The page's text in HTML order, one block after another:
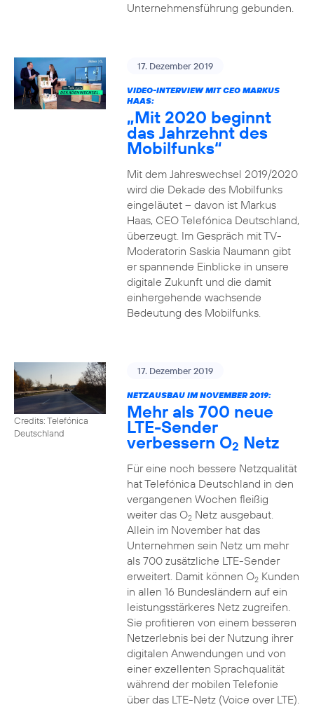
Unternehmensführung gebunden.
17. Dezember 2019
VIDEO-INTERVIEW MIT CEO MARKUS
HAAS:
„Mit 2020 beginnt
das Jahrzehnt des
Mobilfunks“
Mit dem Jahreswechsel 2019/2020
wird die Dekade des Mobilfunks
eingeläutet – davon ist Markus
Haas, CEO Telefónica Deutschland,
überzeugt. Im Gespräch mit TV-
Moderatorin Saskia Naumann gibt
er spannende Einblicke in unsere
digitale Zukunft und die damit
einhergehende wachsende
Bedeutung des Mobilfunks.
Credits: Telefónica
Deutschland
17. Dezember 2019
NETZAUSBAU IM NOVEMBER 2019:
Mehr als 700 neue
LTE-Sender
verbessern O2 Netz
Für eine noch bessere Netzqualität
hat Telefónica Deutschland in den
vergangenen Wochen fleißig
weiter das O2Netz ausgebaut.
Allein im November hat das
Unternehmen sein Netz um mehr
als 700 zusätzliche LTE-Sender
erweitert. Damit können O2Kunden
in allen 16 Bundesländern auf ein
leistungsstärkeres Netz zugreifen.
Sie profitieren von einem besseren
Netzerlebnis bei der Nutzung ihrer
digitalen Anwendungen und von
einer exzellenten Sprachqualität
während der mobilen Telefonie
über das LTE-Netz (Voice over LTE).